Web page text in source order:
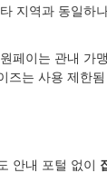
지역과 동일하
페이는 관내 가
즈는 사용 제한됨
안내 포털 없이